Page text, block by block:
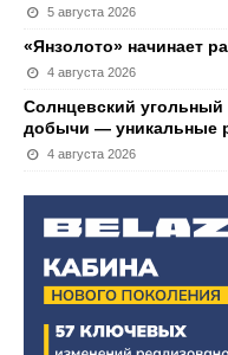
5 августа 2026
«Янзолото» начинает
4 августа 2026
Солнцевский
добычи — уникальные
4 августа 2026